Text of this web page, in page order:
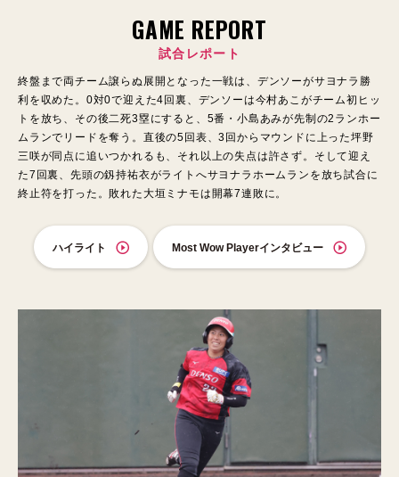
GAME REPORT
試合レポート
終盤まで両チーム譲らぬ展開となった一戦は、デンソーがサヨナラ勝
利を収めた。0対0で迎えた4回裏、デンソーは今村あこがチーム初ヒッ
トを放ち、その後二死3塁にすると、5番・小島あみが先制の2ランホー
ムランでリードを奪う。直後の5回表、3回からマウンドに上った坪野
三咲が同点に追いつかれるも、それ以上の失点は許さず。そして迎え
た7回裏、先頭の釼持祐衣がライトへサヨナラホームランを放ち試合に
終止符を打った。敗れた大垣ミナモは開幕7連敗に。
ハイライト Most Wow Playerインタビュー